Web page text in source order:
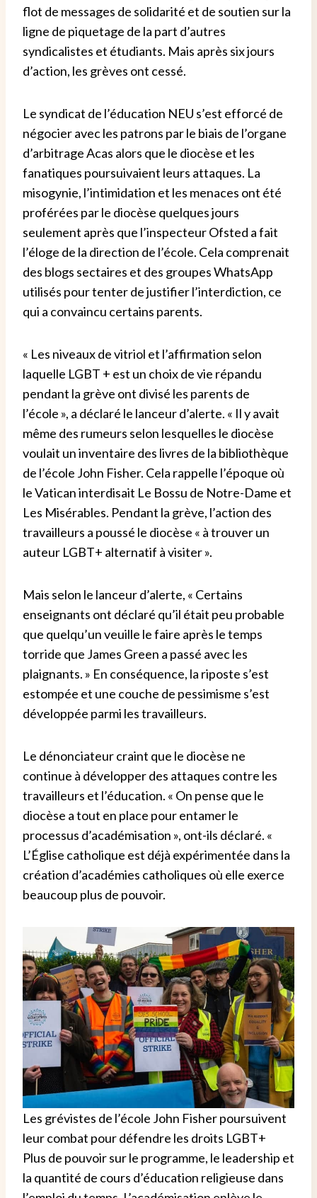
flot de messages de solidarité et de soutien sur la
ligne de piquetage de la part d’autres
syndicalistes et étudiants. Mais après six jours
d’action, les grèves ont cessé.
Le syndicat de l’éducation NEU s’est efforcé de
négocier avec les patrons par le biais de l’organe
d’arbitrage Acas alors que le diocèse et les
fanatiques poursuivaient leurs attaques. La
misogynie, l’intimidation et les menaces ont été
proférées par le diocèse quelques jours
seulement après que l’inspecteur Ofsted a fait
l’éloge de la direction de l’école. Cela comprenait
des blogs sectaires et des groupes WhatsApp
utilisés pour tenter de justifier l’interdiction, ce
qui a convaincu certains parents.
« Les niveaux de vitriol et l’affirmation selon
laquelle LGBT + est un choix de vie répandu
pendant la grève ont divisé les parents de
l’école », a déclaré le lanceur d’alerte. « Il y avait
même des rumeurs selon lesquelles le diocèse
voulait un inventaire des livres de la bibliothèque
de l’école John Fisher. Cela rappelle l’époque où
le Vatican interdisait Le Bossu de Notre-Dame et
Les Misérables. Pendant la grève, l’action des
travailleurs a poussé le diocèse « à trouver un
auteur LGBT+ alternatif à visiter ».
Mais selon le lanceur d’alerte, « Certains
enseignants ont déclaré qu’il était peu probable
que quelqu’un veuille le faire après le temps
torride que James Green a passé avec les
plaignants. » En conséquence, la riposte s’est
estompée et une couche de pessimisme s’est
développée parmi les travailleurs.
Le dénonciateur craint que le diocèse ne
continue à développer des attaques contre les
travailleurs et l’éducation. « On pense que le
diocèse a tout en place pour entamer le
processus d’académisation », ont-ils déclaré. «
L’Église catholique est déjà expérimentée dans la
création d’académies catholiques où elle exerce
beaucoup plus de pouvoir.
Les grévistes de l’école John Fisher poursuivent
leur combat pour défendre les droits LGBT+
Plus de pouvoir sur le programme, le leadership et
la quantité de cours d’éducation religieuse dans